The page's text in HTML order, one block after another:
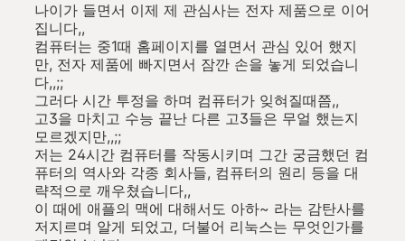
나이가 들면서 이제 제 관심사는 전자 제품으로 이어
집니다,,
컴퓨터는 중1때 홈페이지를 열면서 관심 있어 했지
만, 전자 제품에 빠지면서 잠깐 손을 놓게 되었습니
다,,;;
그러다 시간 투정을 하며 컴퓨터가 잊혀질때쯤,,
고3을 마치고 수능 끝난 다른 고3들은 무얼 했는지
모르겠지만,,;;
저는 24시간 컴퓨터를 작동시키며 그간 궁금했던 컴
퓨터의 역사와 각종 회사들, 컴퓨터의 원리 등을 대
략적으로 깨우쳤습니다,,
이 때에 애플의 맥에 대해서도 아하~ 라는 감탄사를
저지르며 알게 되었고, 더불어 리눅스는 무엇인가를